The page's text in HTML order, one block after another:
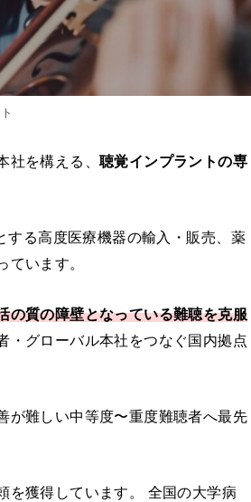
社を構える、聴覚インプラントの専
する高度医療機器の輸入・販売、薬
います。
の質の障壁となっている難聴を克服
・グローバル本社をつなぐ国内拠点
が難しい中等度〜重度難聴者へ最先
を獲得しています。 全国の大学病